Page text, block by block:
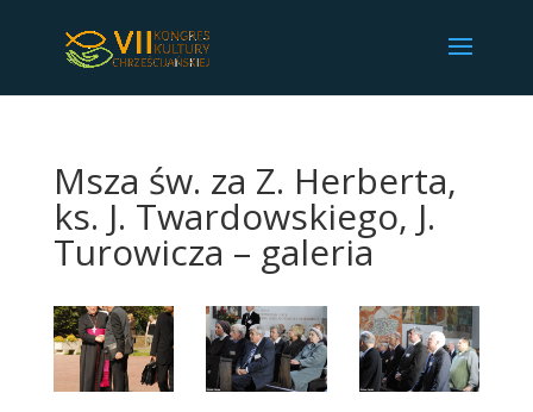
Msza św. za Z. Herberta,
ks. J. Twardowskiego, J.
Turowicza – galeria